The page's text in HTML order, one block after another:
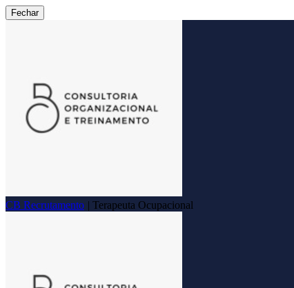
Fechar
CB Recrutamento | Terapeuta Ocupacional